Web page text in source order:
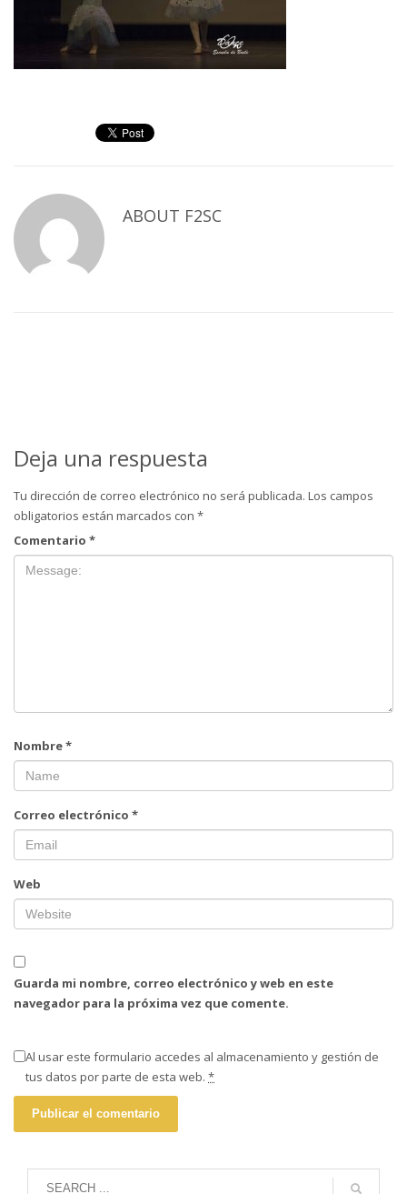
ABOUT F2SC
Deja una respuesta
Tu dirección de correo electrónico no será publicada. Los campos
obligatorios están marcados con *
Comentario *
Nombre*
Correo electrónico *
Web
Guarda mi nombre, correo electrónico y web en este
navegador para la próxima vez que comente.
Al usar este formulario accedes al almacenamiento y gestión de
tus datos por parte de esta web. *